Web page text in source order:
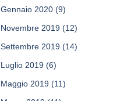
Gennaio 2020 (9)
Novembre 2019 (12)
Settembre 2019 (14)
Luglio 2019 (6)
Maggio 2019 (11)